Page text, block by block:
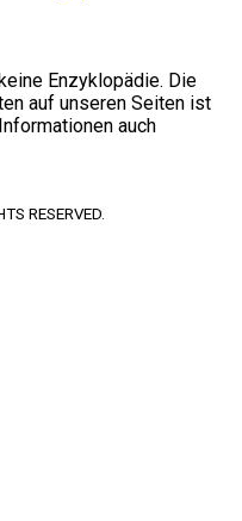
Enzyklopädie. Die
auf unseren Seiten ist
auch
RESERVED.